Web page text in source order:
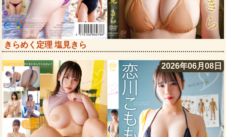
きらめく定理 塩見きら
2026年06月08日